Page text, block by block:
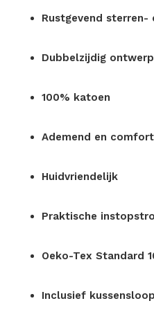
Rustgevend sterren-
Dubbelzijdig ontwerp
100% katoen
Ademend en
Huidvriendelijk
Praktische
Oeko-Tex Standard
Inclusief kussensloop